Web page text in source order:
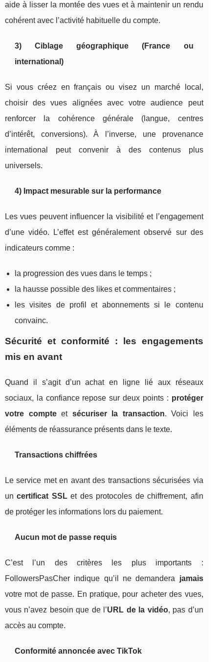
aide à lisser la montée des vues et à maintenir un rendu
cohérent avec l’activité habituelle du compte.
3) Ciblage géographique (France ou
international)
Si vous créez en français ou visez un marché local,
choisir des vues alignées avec votre audience peut
renforcer la cohérence générale (langue, centres
d’intérêt, conversions). À l’inverse, une provenance
international peut convenir à des contenus plus
universels.
4) Impact mesurable sur la performance
Les vues peuvent influencer la visibilité et l’engagement
d’une vidéo. L’effet est généralement observé sur des
indicateurs comme :
la progression des vues dans le temps ;
la hausse possible des likes et commentaires ;
les visites de profil et abonnements si le contenu
convainc.
Sécurité et conformité : les engagements
mis en avant
Quand il s’agit d’un achat en ligne lié aux réseaux
sociaux, la confiance repose sur deux points : protéger
votre compteet sécuriser la transaction. Voici les
éléments de réassurance présents dans le texte.
Transactions chiffrées
Le service met en avant des transactions sécurisées via
uncertificat SSLet des protocoles de chiffrement, afin
de protéger les informations lors du paiement.
Aucun mot de passe requis
C’est l’un des critères les plus importants :
FollowersPasCher indique qu’il ne demandera jamais
votre mot de passe. En pratique, pour acheter des vues,
vous n’avez besoin que de l’URL de la vidéo, pas d’un
accès au compte.
Conformité annoncée avec TikTok